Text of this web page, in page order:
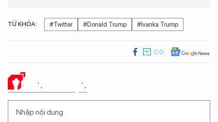
TỪ KHÓA: #Twitter #Donald Trump #Ivanka Trump
Ý KIẾN CỦA BẠN